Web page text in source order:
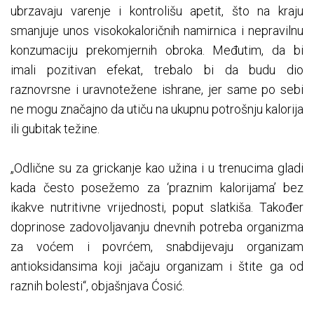
ubrzavaju varenje i kontrolišu apetit, što na kraju
smanjuje unos visokokaloričnih namirnica i nepravilnu
konzumaciju prekomjernih obroka. Međutim, da bi
imali pozitivan efekat, trebalo bi da budu dio
raznovrsne i uravnotežene ishrane, jer same po sebi
ne mogu značajno da utiču na ukupnu potrošnju kalorija
ili gubitak težine.
„Odlične su za grickanje kao užina i u trenucima gladi
kada često posežemo za ‘praznim kalorijama’ bez
ikakve nutritivne vrijednosti, poput slatkiša. Također
doprinose zadovoljavanju dnevnih potreba organizma
za voćem i povrćem, snabdijevaju organizam
antioksidansima koji jačaju organizam i štite ga od
raznih bolesti“, objašnjava Ćosić.